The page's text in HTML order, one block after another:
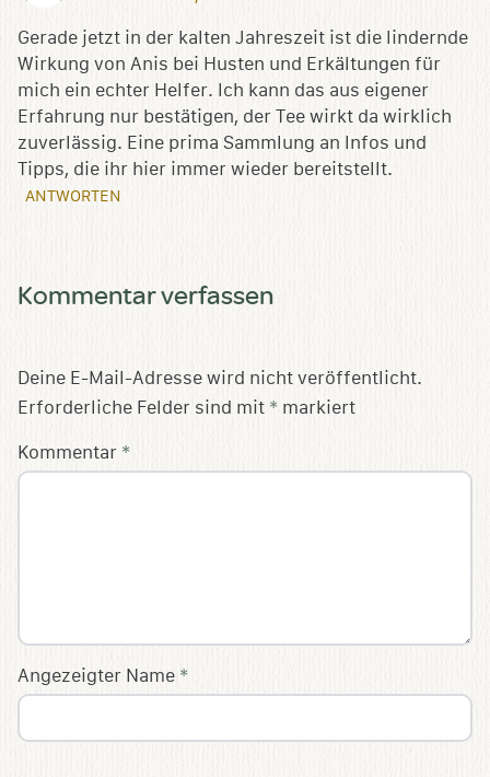
Gerade jetzt in der kalten Jahreszeit ist die lindernde
Wirkung von Anis bei Husten und Erkältungen für
mich ein echter Helfer. Ich kann das aus eigener
Erfahrung nur bestätigen, der Tee wirkt da wirklich
zuverlässig. Eine prima Sammlung an Infos und
Tipps, die ihr hier immer wieder bereitstellt.
ANTWORTEN
Kommentar verfassen
Deine E-Mail-Adresse wird nicht veröffentlicht.
Erforderliche Felder sind mit * markiert
Kommentar *
Angezeigter Name *